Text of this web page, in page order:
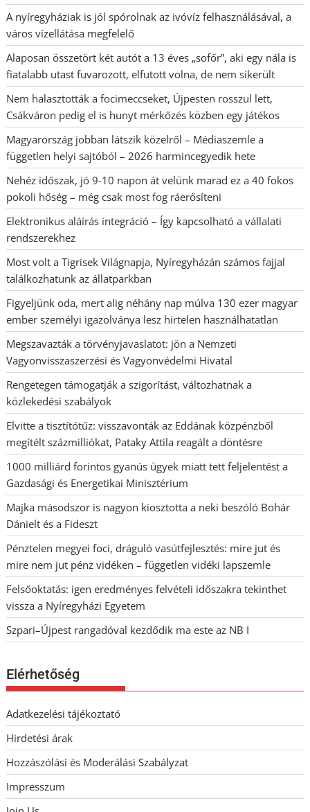
A nyíregyháziak is jól spórolnak az ivóvíz felhasználásával, a
város vízellátása megfelelő
Alaposan összetört két autót a 13 éves „sofőr”, aki egy nála is
fiatalabb utast fuvarozott, elfutott volna, de nem sikerült
Nem halasztották a focimeccseket, Újpesten rosszul lett,
Csákváron pedig el is hunyt mérkőzés közben egy játékos
Magyarország jobban látszik közelről – Médiaszemle a
független helyi sajtóból – 2026 harmincegyedik hete
Nehéz időszak, jó 9-10 napon át velünk marad ez a 40 fokos
pokoli hőség – még csak most fog ráerősíteni
Elektronikus aláírás integráció – Így kapcsolható a vállalati
rendszerekhez
Most volt a Tigrisek Világnapja, Nyíregyházán számos fajjal
találkozhatunk az állatparkban
Figyeljünk oda, mert alig néhány nap múlva 130 ezer magyar
ember személyi igazolványa lesz hirtelen használhatatlan
Megszavazták a törvényjavaslatot: jön a Nemzeti
Vagyonvisszaszerzési és Vagyonvédelmi Hivatal
Rengetegen támogatják a szigorítást, változhatnak a
közlekedési szabályok
Elvitte a tisztítótűz: visszavonták az Eddának közpénzből
megítélt százmilliókat, Pataky Attila reagált a döntésre
1000 milliárd forintos gyanús ügyek miatt tett feljelentést a
Gazdasági és Energetikai Minisztérium
Majka másodszor is nagyon kiosztotta a neki beszóló Bohár
Dánielt és a Fideszt
Pénztelen megyei foci, dráguló vasútfejlesztés: mire jut és
mire nem jut pénz vidéken – független vidéki lapszemle
Felsőoktatás: igen eredményes felvételi időszakra tekinthet
vissza a Nyíregyházi Egyetem
Szpari–Újpest rangadóval kezdődik ma este az NB I
Elérhetőség
Adatkezelési tájékoztató
Hirdetési árak
Hozzászólási és Moderálási Szabályzat
Impresszum